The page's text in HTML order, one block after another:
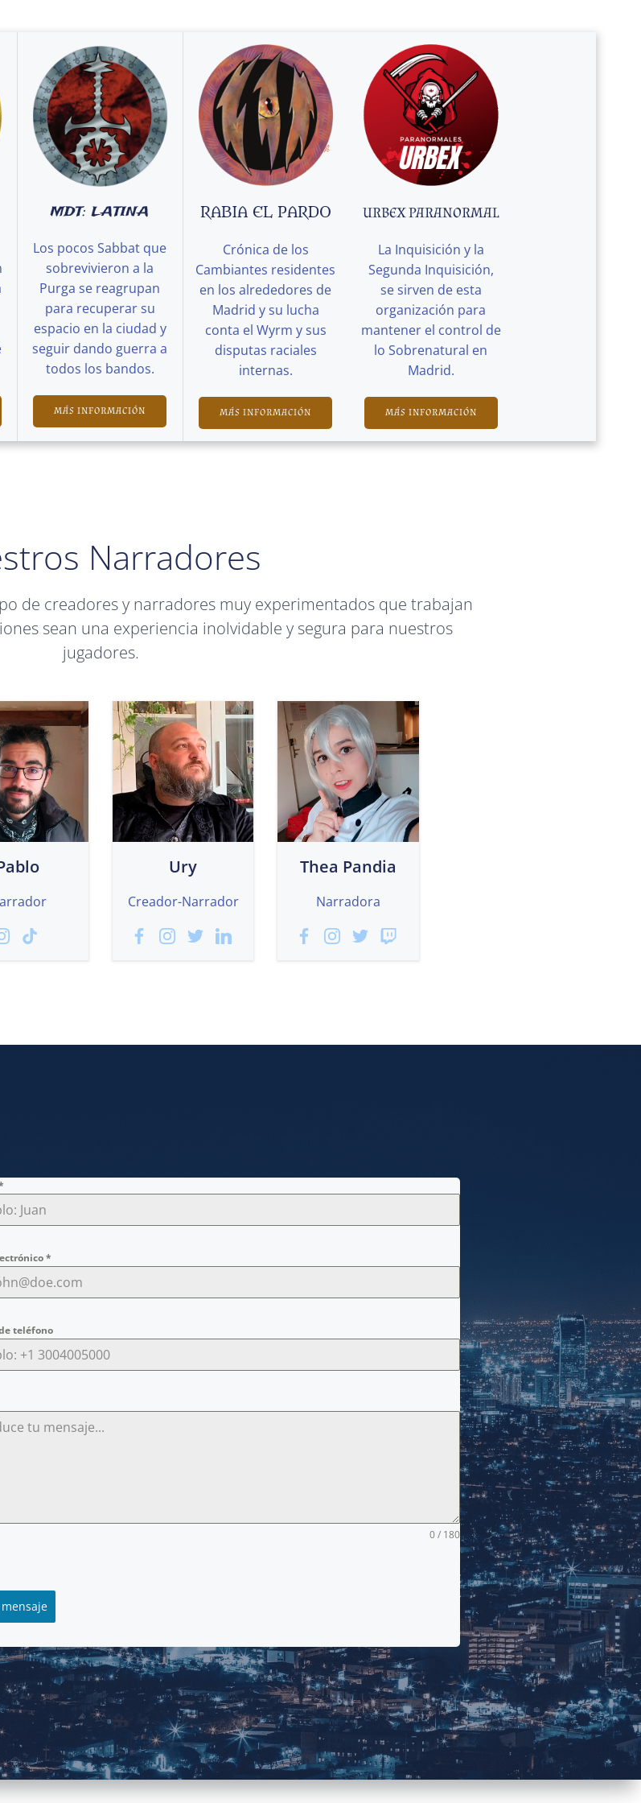
MDT: LATINA
Los pocos Sabbat que
sobrevivieron a la
Purga se reagrupan
para recuperar su
espacio en la ciudad y
seguir dando guerra a
todos los bandos.
MÁS INFORMACIÓN
RABIA EL PARDO
Crónica de los
Cambiantes residentes
en los alrededores de
Madrid y su lucha
conta el Wyrm y sus
disputas raciales
internas.
MÁS INFORMACIÓN
URBEX PARANORMAL
La Inquisición y la
Segunda Inquisición,
se sirven de esta
organización para
mantener el control de
lo Sobrenatural en
Madrid.
MÁS INFORMACIÓN
Narradores
de creadores y narradores muy experimentados que trabajan
sean una experiencia inolvidable y segura para nuestros
jugadores.
Ury
Creador-Narrador
Thea Pandia
Narradora
*
teléfono
0 / 180